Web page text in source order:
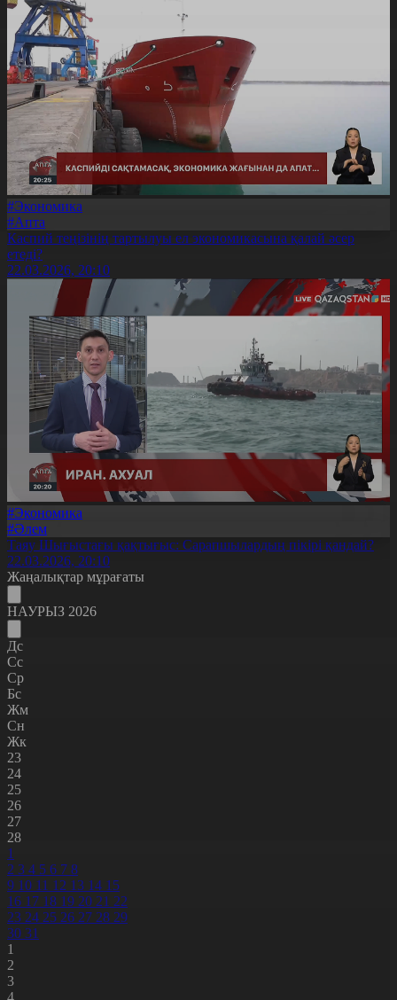
#Экономика
#Апта
Каспий теңізінің тартылуы ел экономикасына қалай әсер
етеді?
22.03.2026, 20:10
#Экономика
#Әлем
Таяу Шығыстағы қақтығыс: Сарапшылардың пікірі қандай?
22.03.2026, 20:10
Жаңалықтар мұрағаты
НАУРЫЗ 2026
Дс
Сс
Ср
Бс
Жм
Сн
Жк
23
24
25
26
27
28
1
2 3 4 5 6 7 8
9 10 11 12 13 14 15
16 17 18 19 20 21 22
23 24 25 26 27 28 29
30 31
1
2
3
4